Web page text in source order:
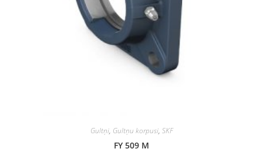
Gultņi, Gultņu korpusi, SKF
FY 509 M